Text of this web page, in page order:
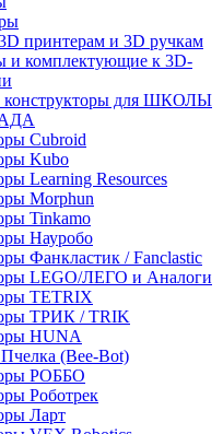
принтерам и 3D ручкам
и комплектующие к 3D-
конструкторы для ШКОЛЫ
Cubroid
Kubo
Learning Resources
Morphun
Tinkamo
Науробо
Фанкластик / Fanclastic
LEGO/ЛЕГО и Аналоги
TETRIX
ТРИК / TRIK
HUNA
(Bee-Bot)
РОББО
Роботрек
Ларт